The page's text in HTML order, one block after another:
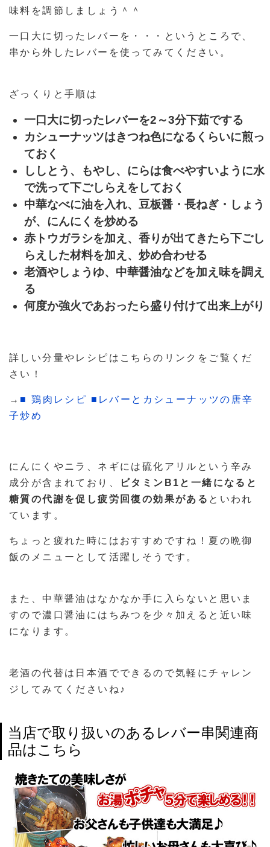
味料を調節しましょう＾＾
一口大に切ったレバーを・・・というところで、
串から外したレバーを使ってみてください。
ざっくりと手順は
一口大に切ったレバーを2～3分下茹でする
カシューナッツはきつね色になるくらいに煎っ
ておく
ししとう、もやし、にらは食べやすいように水
で洗って下ごしらえをしておく
中華なべに油を入れ、豆板醤・長ねぎ・しょう
が、にんにくを炒める
赤トウガラシを加え、香りが出てきたら下ごし
らえした材料を加え、炒め合わせる
老酒やしょうゆ、中華醤油などを加え味を調え
る
何度か強火であおったら盛り付けて出来上がり
詳しい分量やレシピはこちらのリンクをご覧くだ
さい！
→ ■ 鶏肉レシピ ■レバーとカシューナッツの唐辛
子炒め
にんにくやニラ、ネギには硫化アリルという辛み
成分が含まれており、
ビタミンB1と一緒になると
糖質の代謝を促し疲労回復の効果がある といわれ
ています。
ちょっと疲れた時にはおすすめですね！夏の晩御
飯のメニューとして活躍しそうです。
また、中華醤油はなかなか手に入らないと思いま
すので濃口醤油にはちみつを少々加えると近い味
になります。
老酒の代替は日本酒でできるので気軽にチャレン
ジしてみてくださいね♪
当店で取り扱いのあるレバー串関連商
品はこちら